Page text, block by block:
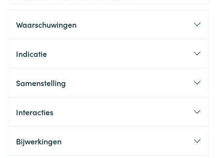
Waarschuwingen
Indicatie
Samenstelling
Interacties
Bijwerkingen